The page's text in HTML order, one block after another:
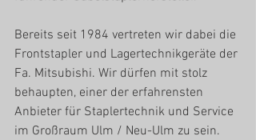
Bereits seit 1984 vertreten wir dabei die
Frontstapler und Lagertechnikgeräte der
Fa. Mitsubishi. Wir dürfen mit stolz
behaupten, einer der erfahrensten
Anbieter für Staplertechnik und Service
im Großraum Ulm / Neu-Ulm zu sein.